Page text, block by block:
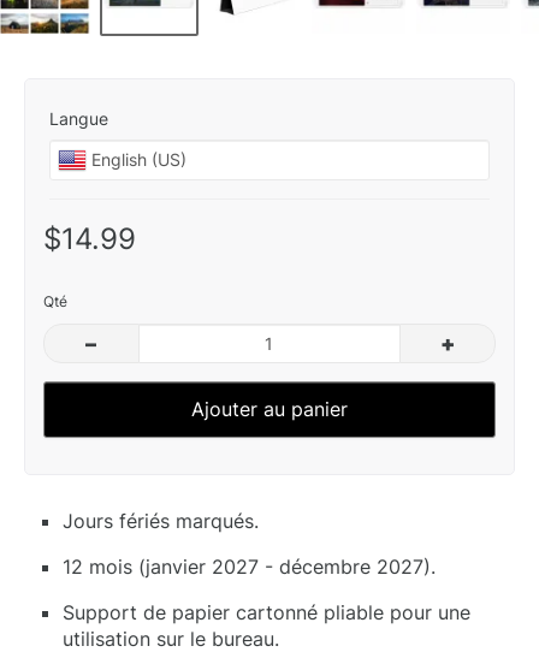
Langue
$14.99
Qté
– +
Ajouter au panier
Jours fériés marqués.
12 mois (janvier 2027 - décembre 2027).
Support de papier cartonné pliable pour une
utilisation sur le bureau.